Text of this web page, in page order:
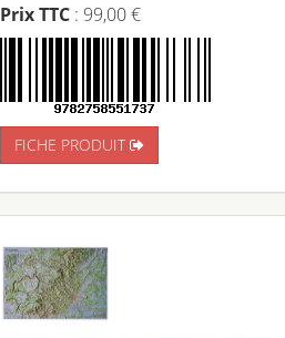
Prix TTC : 99,00 €
FICHE PRODUIT